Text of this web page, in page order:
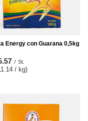
Energy con Guarana 0,5kg
/ St.
/ kg)